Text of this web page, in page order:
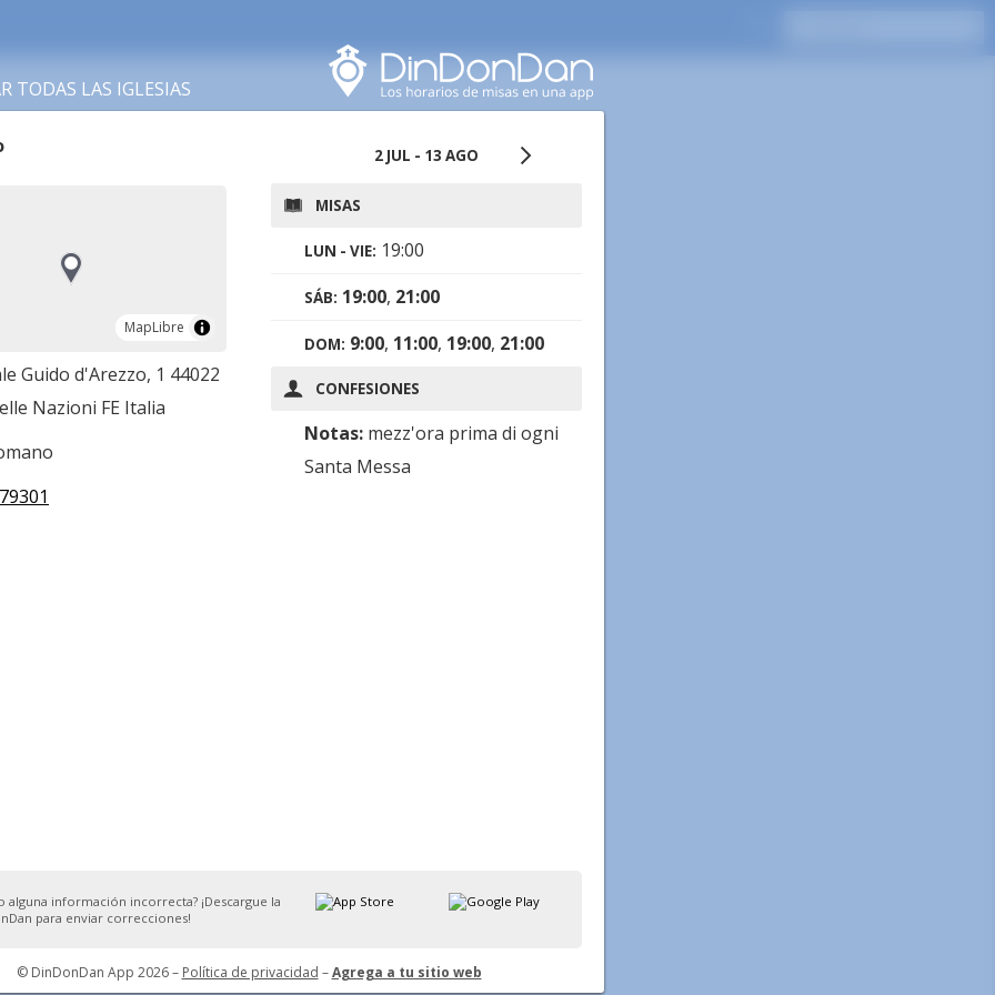
TODAS LAS IGLESIAS
MapLibre
MapLibre
Guido d'Arezzo, 1 44022
Nazioni FE Italia
2 JUL - 13 AGO
MISAS
LUN - VIE: 19:00
SÁB: 19:00, 21:00
DOM: 9:00, 11:00, 19:00, 21:00
CONFESIONES
Notas: mezz'ora prima di ogni
Santa Messa
alguna información incorrecta? ¡Descargue la
para enviar correcciones!
© DinDonDan App 2026 – Política de privacidad –Agrega a tu sitio web